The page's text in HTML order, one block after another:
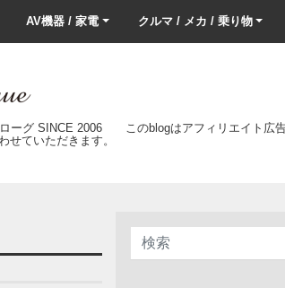
AV機器 / 家電 クルマ / メカ / 乗り物
ーグ SINCE 2006 このblogはアフィリエイト広
せていただきます。